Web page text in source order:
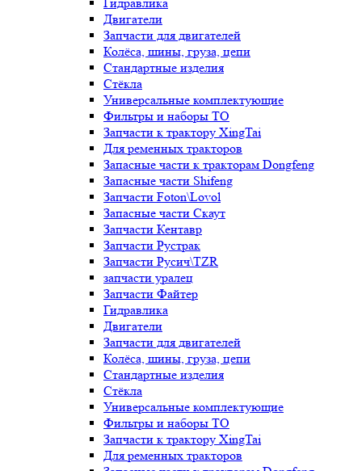
Двигатели
Запчасти для двигателей
Колёса, шины, груза, цепи
Стандартные изделия
Стёкла
Универсальные комплектующие
Фильтры и наборы ТО
Запчасти к трактору XingTai
Для ременных тракторов
Запасные части к тракторам Dongfeng
Запасные части Shifeng
Запчасти Foton\Lovol
Запасные части Скаут
Запчасти Кентавр
Запчасти Рустрак
Запчасти Русич\TZR
запчасти уралец
Запчасти Файтер
Гидравлика
Двигатели
Запчасти для двигателей
Колёса, шины, груза, цепи
Стандартные изделия
Стёкла
Универсальные комплектующие
Фильтры и наборы ТО
Запчасти к трактору XingTai
Для ременных тракторов